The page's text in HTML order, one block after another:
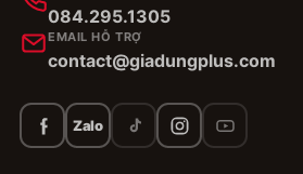
084.295.1305
EMAIL HỖ TRỢ
contact@giadungplus.com
Zalo